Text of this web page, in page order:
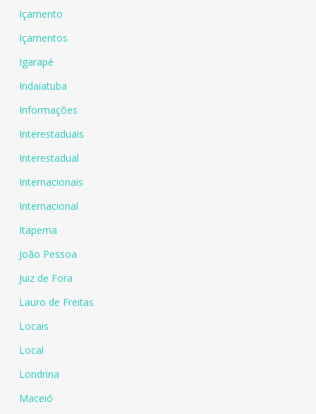
Içamento
Içamentos
Igarapé
Indaiatuba
Informações
Interestaduais
Interestadual
Internacionais
Internacional
Itapema
João Pessoa
Juiz de Fora
Lauro de Freitas
Locais
Local
Londrina
Maceió